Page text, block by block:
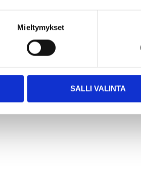
Mieltymykset
SALLI VALINTA